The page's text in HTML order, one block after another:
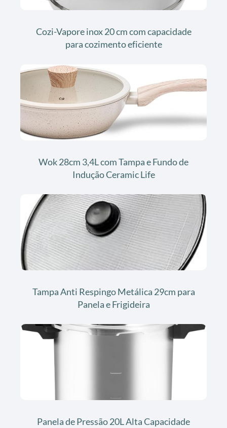
Cozi-Vapore inox 20 cm com capacidade
para cozimento eficiente
Wok 28cm 3,4L com Tampa e Fundo de
Indução Ceramic Life
Tampa Anti Respingo Metálica 29cm para
Panela e Frigideira
Panela de Pressão 20L Alta Capacidade